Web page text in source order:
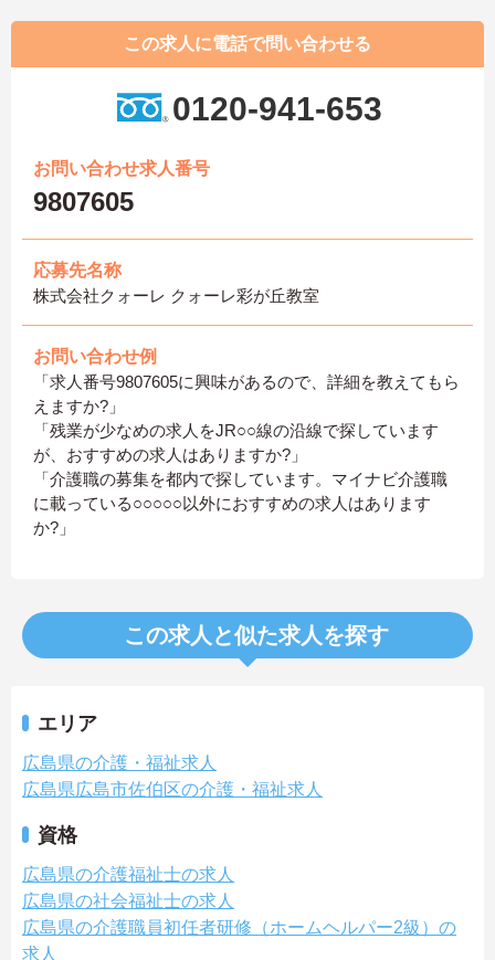
この求人に電話で問い合わせる
0120-941-653
お問い合わせ求人番号
9807605
応募先名称
株式会社クォーレ クォーレ彩が丘教室
お問い合わせ例
「求人番号9807605に興味があるので、詳細を教えてもら
えますか?」
「残業が少なめの求人をJR○○線の沿線で探しています
が、おすすめの求人はありますか?」
「介護職の募集を都内で探しています。マイナビ介護職
に載っている○○○○○以外におすすめの求人はあります
か?」
この求人と似た求人を探す
エリア
広島県の介護・福祉求人
広島県広島市佐伯区の介護・福祉求人
資格
広島県の介護福祉士の求人
広島県の社会福祉士の求人
広島県の介護職員初任者研修（ホームヘルパー2級）の
求人